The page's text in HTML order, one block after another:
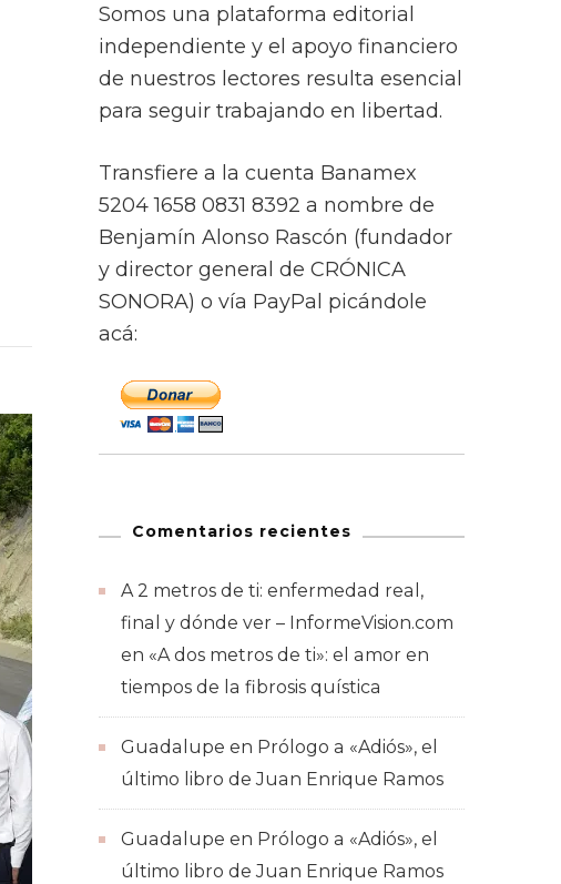
Somos una plataforma editorial
independiente y el apoyo financiero
de nuestros lectores resulta esencial
para seguir trabajando en libertad.
Transfiere a la cuenta Banamex
5204 1658 0831 8392 a nombre de
Benjamín Alonso Rascón (fundador
y director general de CRÓNICA
SONORA) o vía PayPal picándole
acá:
Comentarios recientes
A 2 metros de ti: enfermedad real,
final y dónde ver – InformeVision.com
en «A dos metros de ti»: el amor en
tiempos de la fibrosis quística
Guadalupe en Prólogo a «Adiós», el
último libro de Juan Enrique Ramos
Guadalupe en Prólogo a «Adiós», el
último libro de Juan Enrique Ramos